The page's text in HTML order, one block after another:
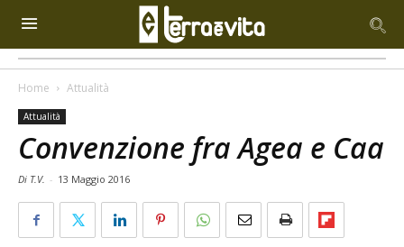
Home Attualità
Attualità
Convenzione fra Agea e Caa
Di T.V. - 13 Maggio 2016